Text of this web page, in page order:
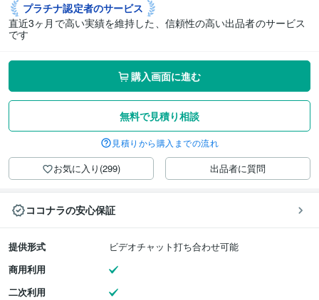
プラチナ認定者のサービス
直近3ヶ月で高い実績を維持した、信頼性の高い出品者のサービス
です
購入画面に進む
無料で見積り相談
見積りから購入までの流れ
お気に入り(299) 出品者に質問
ココナラの安心保証
提供形式
ビデオチャット打ち合わせ可能
商用利用
二次利用